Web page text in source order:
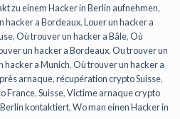
zu einem Hacker in Berlin aufnehmen,
hacker a Bordeaux,Louer un hacker a
,Où trouver un hacker a Bâle,Où
un hacker a Bordeaux,Ou trouver un
hacker a Munich,Où trouver un hacker a
arnaque,récupération crypto Suisse,
France,Suisse,Victime arnaque crypto
kontaktiert,Wo man einen Hacker in